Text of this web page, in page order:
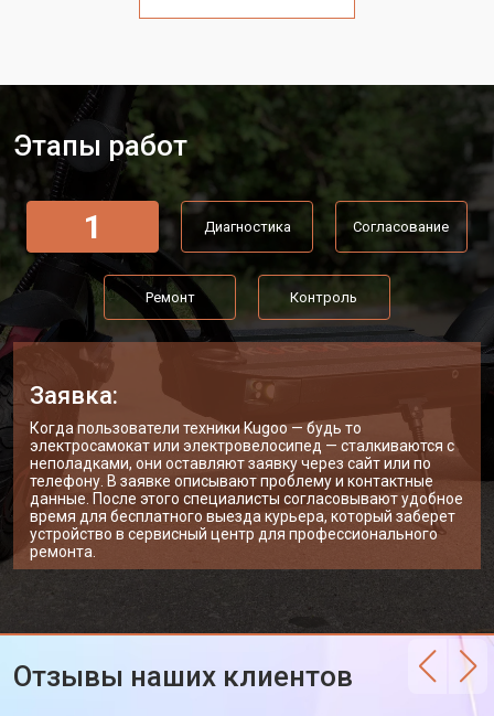
Замена элемента освещения от 1200 ₽
Этапы работ
1 Диагностика Согласование
Ремонт Контроль
Заявка:
Когда пользователи техники Kugoo — будь то
электросамокат или электровелосипед — сталкиваются с
неполадками, они оставляют заявку через сайт или по
телефону. В заявке описывают проблему и контактные
данные. После этого специалисты согласовывают удобное
время для бесплатного выезда курьера, который заберет
устройство в сервисный центр для профессионального
ремонта.
Отзывы наших клиентов